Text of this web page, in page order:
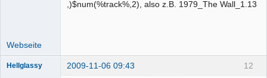
,)$num(%track%,2), also z.B. 1979_The Wall_1.13
Webseite
12
Hellglassy 2009-11-06 09:43